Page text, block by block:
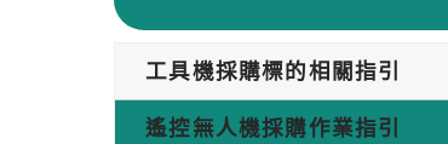
工具機採購標的相關指引
遙控無人機採購作業指引